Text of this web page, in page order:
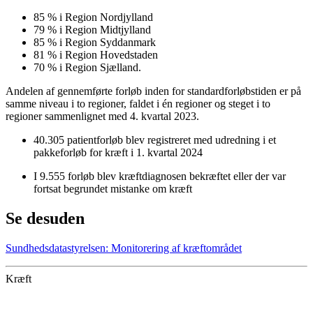
85 % i Region Nordjylland
79 % i Region Midtjylland
85 % i Region Syddanmark
81 % i Region Hovedstaden
70 % i Region Sjælland.
Andelen af gennemførte forløb inden for standardforløbstiden er på
samme niveau i to regioner, faldet i én regioner og steget i to
regioner sammenlignet med 4. kvartal 2023.
40.305 patientforløb blev registreret med udredning i et
pakkeforløb for kræft i 1. kvartal 2024
I 9.555 forløb blev kræftdiagnosen bekræftet eller der var
fortsat begrundet mistanke om kræft
Se desuden
Sundhedsdatastyrelsen: Monitorering af kræftområdet
Kræft